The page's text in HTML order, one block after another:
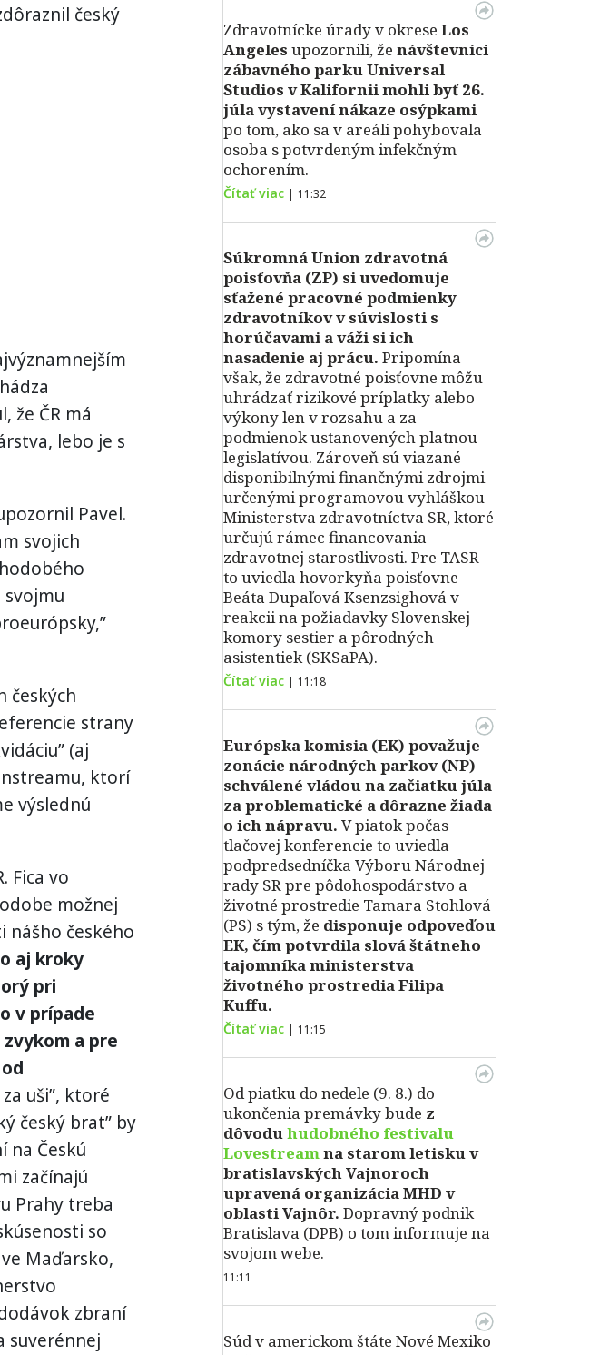
český
že ČR má
lebo je s
Pavel.
svojich
svojmu
českých
strany
(aj
ktorí
výslednú
Fica vo
možnej
nášho českého
aj kroky
pri
v prípade
a pre
uši”, ktoré
český brat” by
na Českú
začínajú
Prahy treba
so
Maďarsko,
zbraní
suverénnej
Zdravotnícke úrady v okrese Los
Angeles upozornili, že návštevníci
zábavného parku Universal
Studios v Kalifornii mohli byť 26.
júla vystavení nákaze osýpkami
po tom, ako sa v areáli pohybovala
osoba s potvrdeným infekčným
ochorením.
Čítať viac | 11:32
Súkromná Union zdravotná
poisťovňa (ZP) si uvedomuje
sťažené pracovné podmienky
zdravotníkov v súvislosti s
horúčavami a váži si ich
nasadenie aj prácu. Pripomína
však, že zdravotné poisťovne môžu
uhrádzať rizikové príplatky alebo
výkony len v rozsahu a za
podmienok ustanovených platnou
legislatívou. Zároveň sú viazané
disponibilnými finančnými zdrojmi
určenými programovou vyhláškou
Ministerstva zdravotníctva SR, ktoré
určujú rámec financovania
zdravotnej starostlivosti. Pre TASR
to uviedla hovorkyňa poisťovne
Beáta Dupaľová Ksenzsighová v
reakcii na požiadavky Slovenskej
komory sestier a pôrodných
asistentiek (SKSaPA).
Čítať viac | 11:18
Európska komisia (EK) považuje
zonácie národných parkov (NP)
schválené vládou na začiatku júla
za problematické a dôrazne žiada
o ich nápravu. V piatok počas
tlačovej konferencie to uviedla
podpredsedníčka Výboru Národnej
rady SR pre pôdohospodárstvo a
životné prostredie Tamara Stohlová
(PS) s tým, že disponuje odpoveďou
EK, čím potvrdila slová štátneho
tajomníka ministerstva
životného prostredia Filipa
Kuffu.
Čítať viac | 11:15
Od piatku do nedele (9. 8.) do
ukončenia premávky bude z
dôvoduhudobného festivalu
Lovestreamna starom letisku v
bratislavských Vajnoroch
upravená organizácia MHD v
oblasti Vajnôr. Dopravný podnik
Bratislava (DPB) o tom informuje na
svojom webe.
11:11
Súd v americkom štáte Nové Mexiko